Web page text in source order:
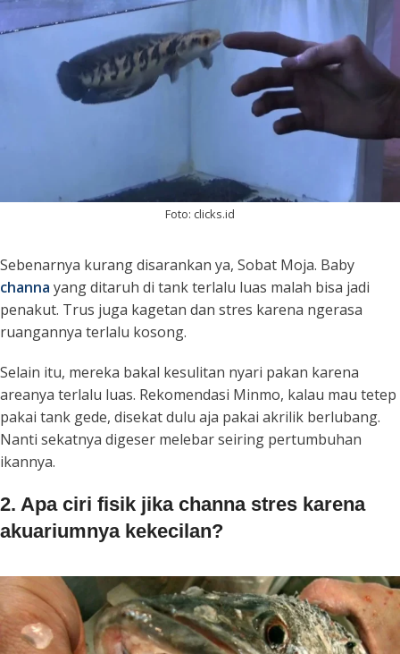
Foto: clicks.id
Sebenarnya kurang disarankan ya, Sobat Moja. Baby
channa yang ditaruh di tank terlalu luas malah bisa jadi
penakut. Trus juga kagetan dan stres karena ngerasa
ruangannya terlalu kosong.
Selain itu, mereka bakal kesulitan nyari pakan karena
areanya terlalu luas. Rekomendasi Minmo, kalau mau tetep
pakai tank gede, disekat dulu aja pakai akrilik berlubang.
Nanti sekatnya digeser melebar seiring pertumbuhan
ikannya.
2. Apa ciri fisik jika channa stres karena
akuariumnya kekecilan?